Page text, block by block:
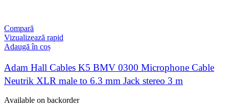
Compară
Vizualizează rapid
Adaugă în coș
Adam Hall Cables K5 BMV 0300 Microphone Cable
Neutrik XLR male to 6.3 mm Jack stereo 3 m
Available on backorder